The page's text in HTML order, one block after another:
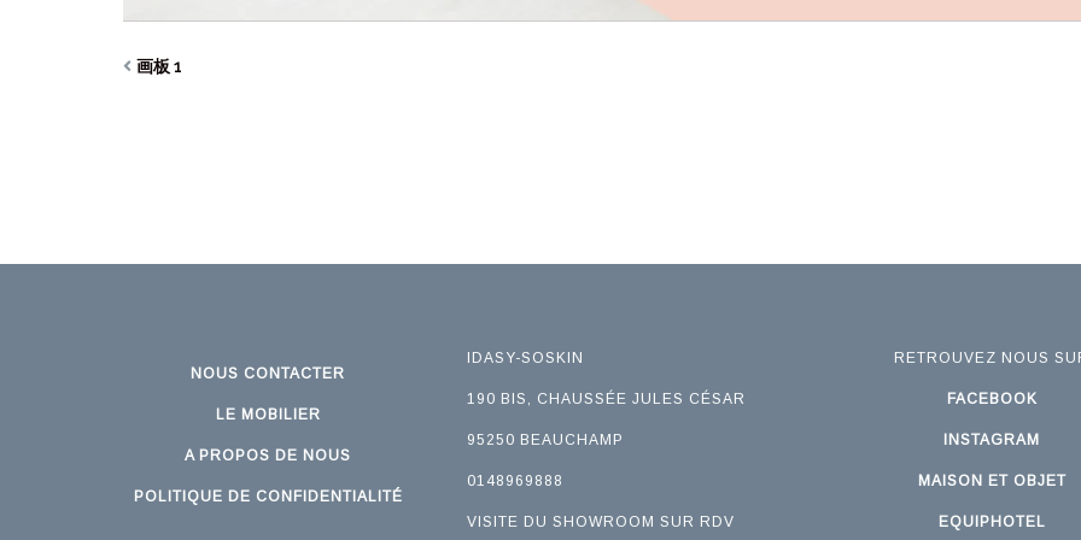
画板 1
NOUS CONTACTER
LE MOBILIER
A PROPOS DE NOUS
POLITIQUE DE CONFIDENTIALITÉ
IDASY-SOSKIN
190 BIS, CHAUSSÉE JULES CÉSAR
95250 BEAUCHAMP
0148969888
VISITE DU SHOWROOM SUR RDV
RETROUVEZ NOUS
FACEBOOK
INSTAGRAM
MAISON ET OBJET
EQUIPHOTEL